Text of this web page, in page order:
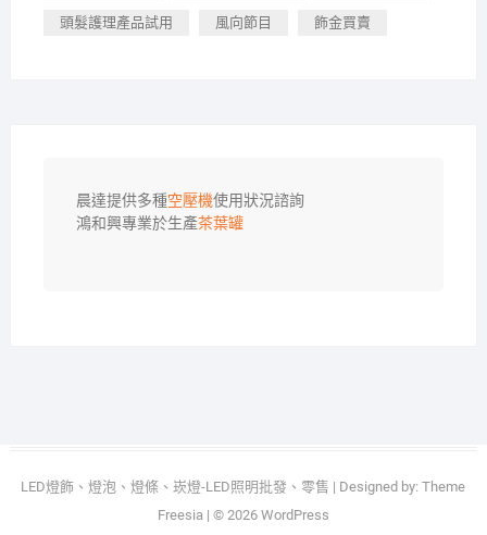
頭髮護理產品試用 風向節目 飾金買賣
晨達提供多種空壓機使用狀況諮詢
鴻和興專業於生產茶葉罐
LED燈飾、燈泡、燈條、崁燈-LED照明批發、零售 | Designed by:Theme
Freesia| © 2026 WordPress